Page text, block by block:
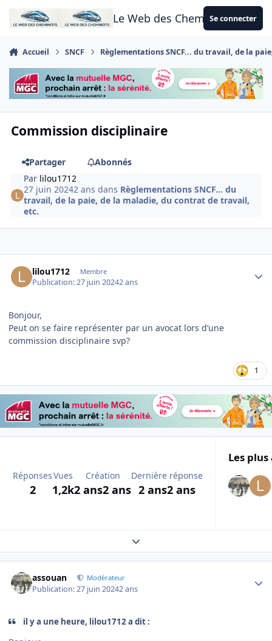
Aller au contenu
Le Web des CheminotsSe connecter
Accueil SNCF Règlementations SNCF... du travail, de la
Commission disciplinaire
Partager
Abonnés
Par lilou1712
27 juin 20242 ans dans Règlementations SNCF... du
travail, de la paie, de la maladie, du contrat de travail,
etc.
lilou1712 Membre
Publication:27 juin 20242 ans
Bonjour,
Peut on se faire représenter par un avocat lors d’une
commission disciplinaire svp?
1
Réponses
2
Vues
1,2k
Création
2 ans2 ans
Dernière réponse
2 ans2 ans
Les
Expand topic overview
assouan Modérateur
Publication:27 juin 20242 ans
il y a une heure, lilou1712 a dit :